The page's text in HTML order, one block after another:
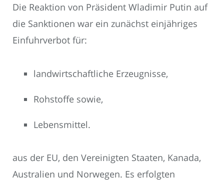
Die Reaktion von Präsident Wladimir Putin auf
die Sanktionen war ein zunächst einjähriges
Einfuhrverbot für:
landwirtschaftliche Erzeugnisse,
Rohstoffe sowie,
Lebensmittel.
aus der EU, den Vereinigten Staaten, Kanada,
Australien und Norwegen. Es erfolgten